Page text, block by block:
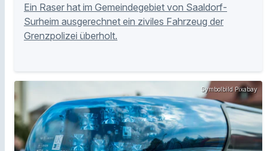
Ein Raser hat im Gemeindegebiet von Saaldorf-
Surheim ausgerechnet ein ziviles Fahrzeug der
Grenzpolizei überholt.
Symbolbild Pixabay